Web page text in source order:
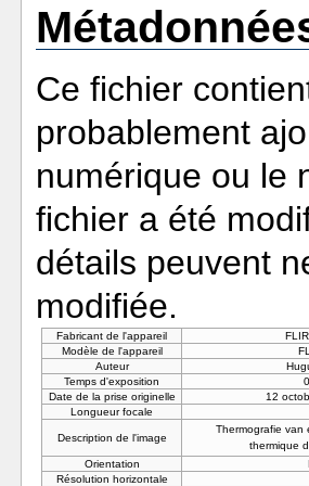
Ce fichier
probablement
numérique ou le
fichier a été
détails peuvent
modifiée.
Fabricant de l'appareil
Modèle de l'appareil
Auteur
Temps d'exposition
Date de la prise originelle
12
Longueur focale
Description de l'image
Thermografie van
thermique
Orientation
Résolution horizontale